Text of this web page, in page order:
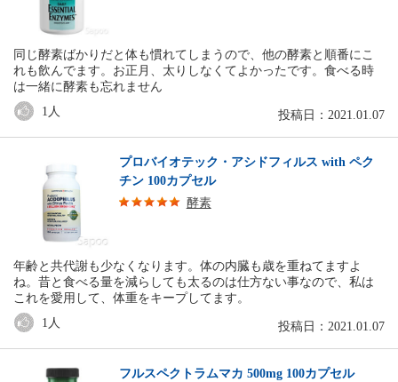
同じ酵素ばかりだと体も慣れてしまうので、他の酵素と順番にこ
れも飲んでます。お正月、太りしなくてよかったです。食べる時
は一緒に酵素も忘れません
投稿日：2021.01.07
1 人
プロバイオテック・アシドフィルス with ペク
チン 100カプセル
酵素
年齢と共代謝も少なくなります。体の内臓も歳を重ねてますよ
ね。昔と食べる量を減らしても太るのは仕方ない事なので、私は
これを愛用して、体重をキープしてます。
投稿日：2021.01.07
1 人
フルスペクトラムマカ 500mg 100カプセル